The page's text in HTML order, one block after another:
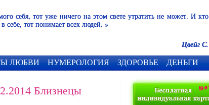
себя, тот уже ничего на этом свете утратить не может. И кто
себе, тот понимает всех людей. »
Цвейг С.
ЛЮБВИ НУМЕРОЛОГИЯ ЗДОРОВЬЕ ДЕНЬГИ
Близнецы